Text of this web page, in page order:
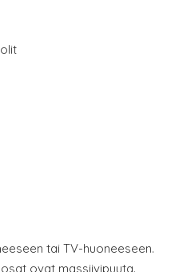
tai TV-huoneeseen.
ovat massiivipuuta.